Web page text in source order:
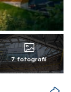
7 fotografií